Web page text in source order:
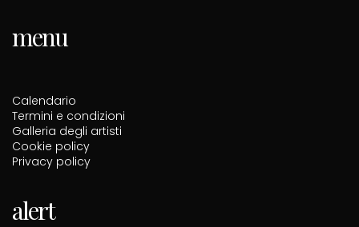
menu
Calendario
Termini e condizioni
Galleria degli artisti
Cookie policy
Privacy policy
alert